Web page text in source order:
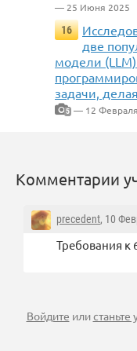
— 25 Июня 2025
16
две
модели (LLM)
задачи,
5 — 12
Комментарии
precedent, 10
Требования к
Войдите илистаньте